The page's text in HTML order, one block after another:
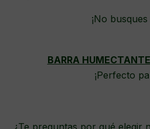
¡No busques
BARRA
¡Perfecto